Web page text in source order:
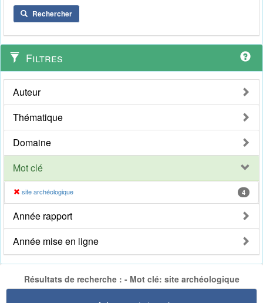
Rechercher
Filtres
Auteur
Thématique
Domaine
Mot clé
site archéologique 4
Année rapport
Année mise en ligne
Résultats de recherche : - Mot clé: site archéologique